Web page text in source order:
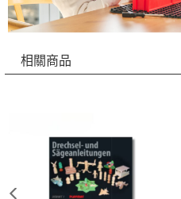
相關商品